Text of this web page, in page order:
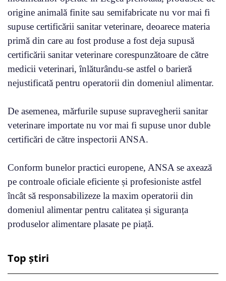
origine animală finite sau semifabricate nu vor mai fi
supuse certificării sanitar veterinare, deoarece materia
primă din care au fost produse a fost deja supusă
certificării sanitar veterinare corespunzătoare de către
medicii veterinari, înlăturându-se astfel o barieră
nejustificată pentru operatorii din domeniul alimentar.
De asemenea, mărfurile supuse supravegherii sanitar
veterinare importate nu vor mai fi supuse unor duble
certificări de către inspectorii ANSA.
Conform bunelor practici europene, ANSA se axează
pe controale oficiale eficiente și profesioniste astfel
încât să responsabilizeze la maxim operatorii din
domeniul alimentar pentru calitatea și siguranța
produselor alimentare plasate pe piață.
Top știri